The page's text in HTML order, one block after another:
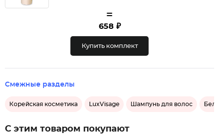
=
658 ₽
Купить комплект
Смежные разделы
Корейская косметика LuxVisage Шампунь для волос
С этим товаром покупают